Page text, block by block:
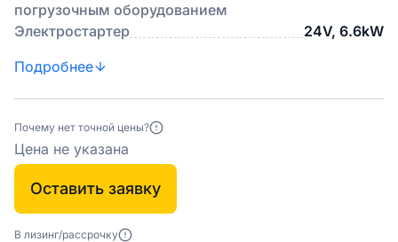
погрузочным оборудованием
Электростартер
24V, 6.6kW
Подробнее
Почему нет точной цены?
Цена не указана
Оставить заявку
В лизинг/рассрочку